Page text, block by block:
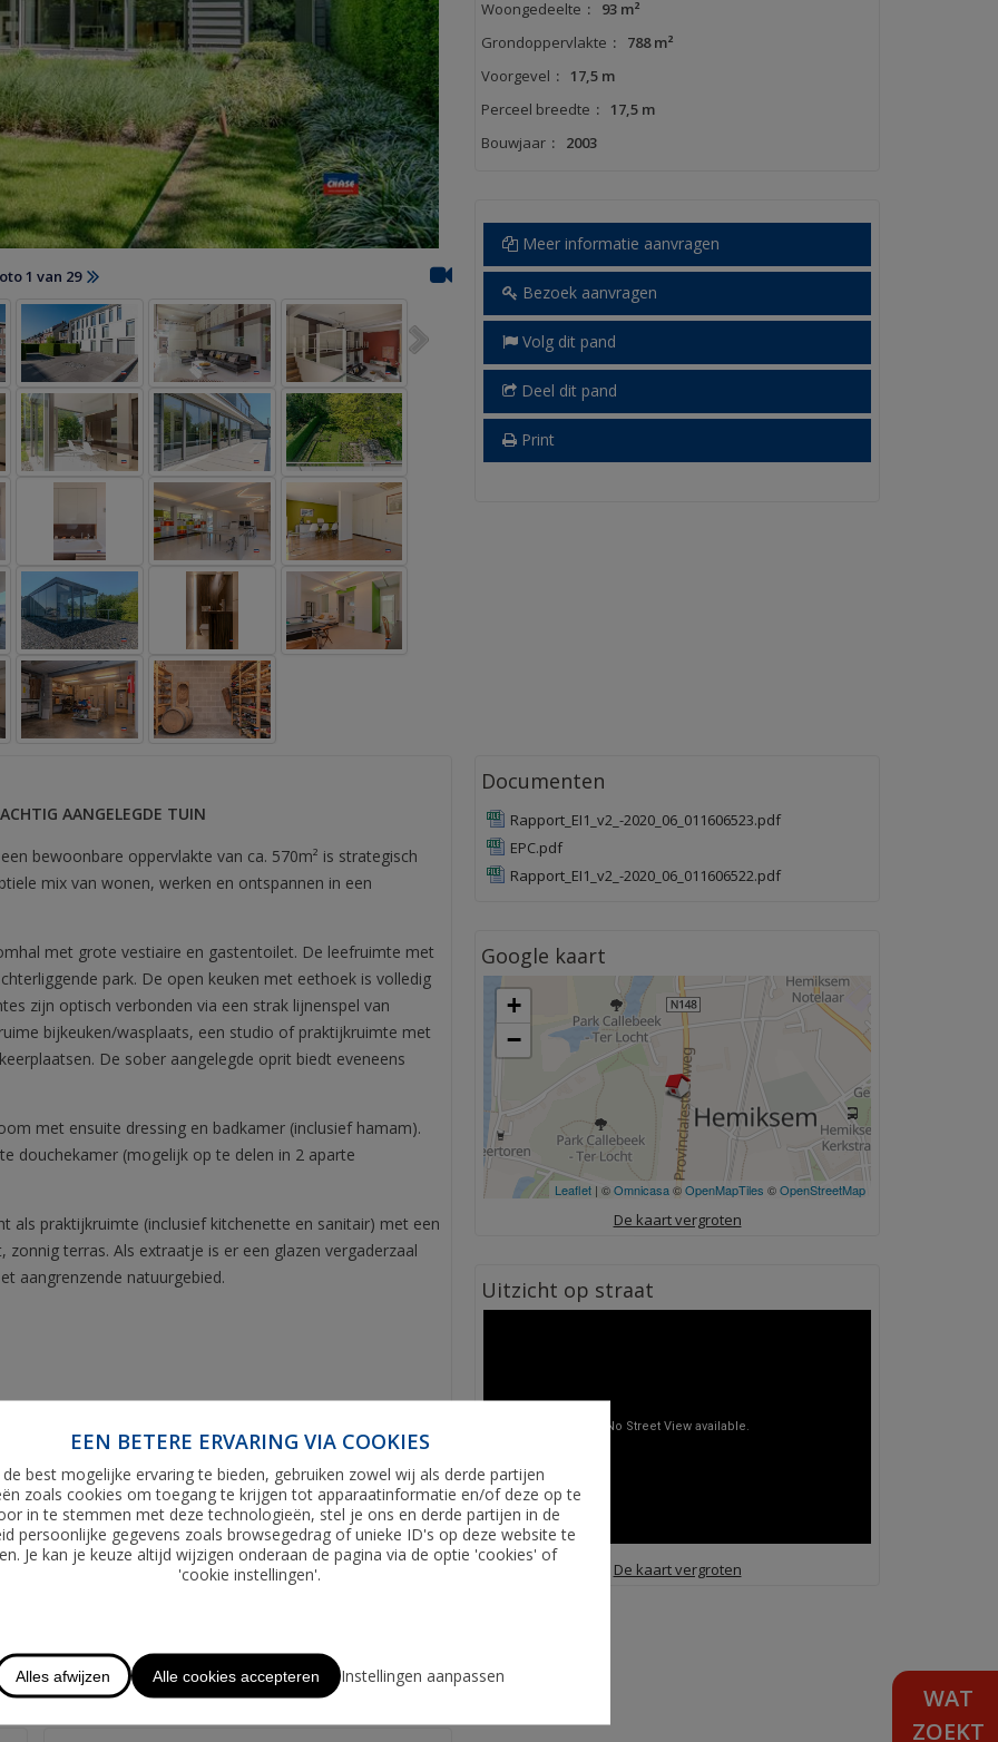
1 van 29
Woongedeelte :
93 m²
Grondoppervlakte :
788 m²
Voorgevel :
17,5 m
Perceel breedte :
17,5 m
Bouwjaar : 2003
Meer informatie aanvragen
Bezoek aanvragen
Volg dit pand
Deel dit pand
Print
AANGELEGDE TUIN
bewoonbare oppervlakte van ca. 570m² is strategisch
mix van wonen, werken en ontspannen in een
met grote vestiaire en gastentoilet. De leefruimte met
park. De open keuken met eethoek is volledig
zijn optisch verbonden via een strak lijnenspel van
bijkeuken/wasplaats, een studio of praktijkruimte met
De sober aangelegde oprit biedt eveneens
met ensuite dressing en badkamer (inclusief hamam).
douchekamer (mogelijk op te delen in 2 aparte
als praktijkruimte (inclusief kitchenette en sanitair) met een
terras. Als extraatje is er een glazen vergaderzaal
aangrenzende natuurgebied.
(archief/wijnkelder/...)
Documenten
Rapport_EI1_v2_-2020_06_011606523.pdf
EPC.pdf
Rapport_EI1_v2_-2020_06_011606522.pdf
Google kaart
+
−
Leaflet | ©Omnicasa©OpenMapTiles ©OpenStreetMap
De kaart vergroten
Uitzicht op straat
De kaart vergroten
WAT
ZOEKT
EEN BETERE ERVARING VIA COOKIES
best mogelijke ervaring te bieden, gebruiken zowel wij als derde partijen
zoals cookies om toegang te krijgen tot apparaatinformatie en/of deze op te
in te stemmen met deze technologieën, stel je ons en derde partijen in de
persoonlijke gegevens zoals browsegedrag of unieke ID's op deze website te
Je kan je keuze altijd wijzigen onderaan de pagina via de optie 'cookies' of
'cookie instellingen'.
Alles afwijzen Alle cookies accepteren Instellingen aanpassen